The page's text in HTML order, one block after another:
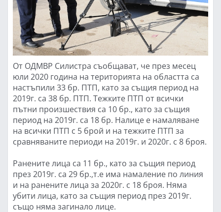
От ОДМВР Силистра съобщават, че през месец
юли 2020 година на територията на областта са
настъпили 33 бр. ПТП, като за същия период на
2019г. са 38 бр. ПТП. Тежките ПТП от всички
пътни произшествия са 10 бр., като за същия
период на 2019г. са 18 бр. Налице е намаляване
на всички ПТП с 5 брой и на тежките ПТП за
сравняваните периоди на 2019г. и 2020г. с 8 броя.
Ранените лица са 11 бр., като за същия период
през 2019г. са 29 бр.,т.е има намаление по линия
и на ранените лица за 2020г. с 18 броя. Няма
убити лица, като за същия период през 2019г.
също няма загинало лице.